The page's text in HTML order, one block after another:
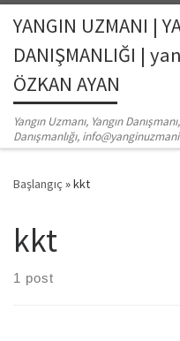
Skip to content
YANGIN UZMANI |
DANIŞMANLIĞI |
ÖZKAN AYAN
Yangın Uzmanı, Yangın
Danışmanlığı,
Başlangıç »kkt
kkt
1 post